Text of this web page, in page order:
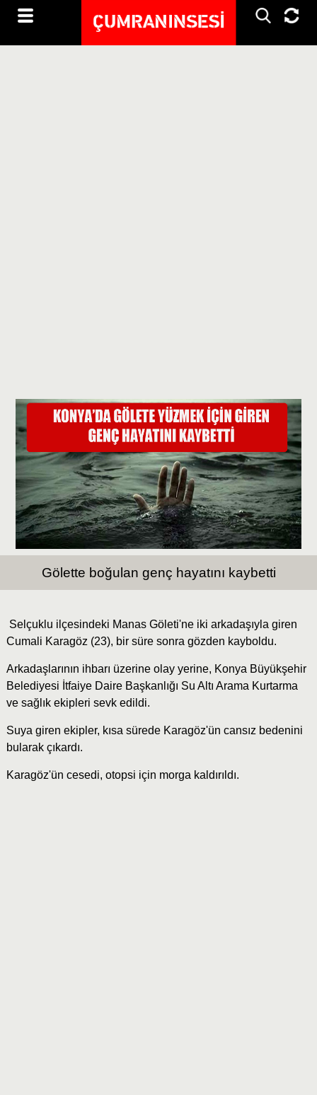
Gölette boğulan genç hayatını kaybetti
Selçuklu ilçesindeki Manas Göleti'ne iki arkadaşıyla giren
Cumali Karagöz (23), bir süre sonra gözden kayboldu.
Arkadaşlarının ihbarı üzerine olay yerine, Konya Büyükşehir
Belediyesi İtfaiye Daire Başkanlığı Su Altı Arama Kurtarma
ve sağlık ekipleri sevk edildi.
Suya giren ekipler, kısa sürede Karagöz'ün cansız bedenini
bularak çıkardı.
Karagöz'ün cesedi, otopsi için morga kaldırıldı.